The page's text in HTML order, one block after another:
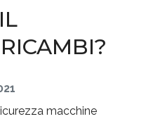
macchine